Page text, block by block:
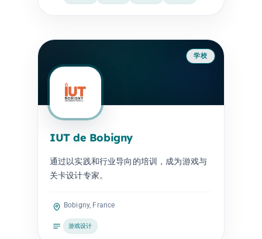
学校
IUT de Bobigny
通过以实践和行业导向的培训，成为游戏与
关卡设计专家。
Bobigny, France
游戏设计